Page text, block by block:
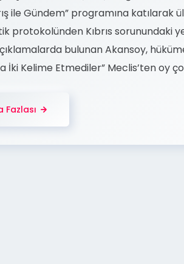
ile Gündem” programına
protokolünden Kıbrıs sorunundaki
bulunan Akansoy,
İki Kelime Etmediler” Meclis’ten oy
Fazlası